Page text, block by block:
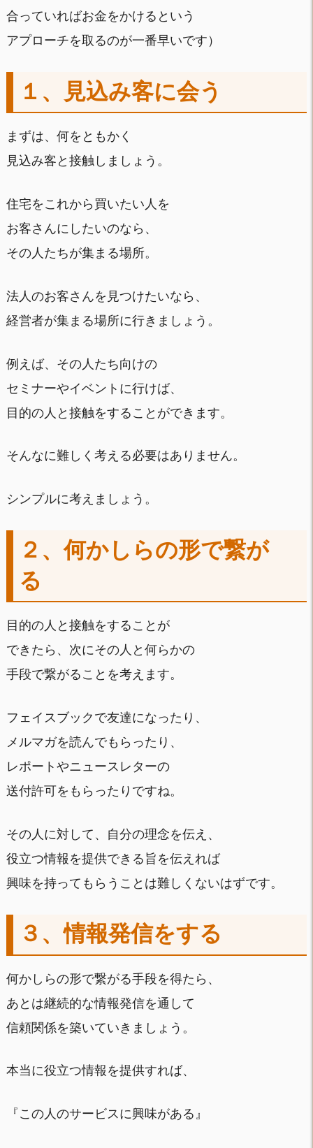
合っていればお金をかけるという
アプローチを取るのが一番早いです）
１、見込み客に会う
まずは、何をともかく
見込み客と接触しましょう。
住宅をこれから買いたい人を
お客さんにしたいのなら、
その人たちが集まる場所。
法人のお客さんを見つけたいなら、
経営者が集まる場所に行きましょう。
例えば、その人たち向けの
セミナーやイベントに行けば、
目的の人と接触をすることができます。
そんなに難しく考える必要はありません。
シンプルに考えましょう。
２、何かしらの形で繋が
る
目的の人と接触をすることが
できたら、次にその人と何らかの
手段で繋がることを考えます。
フェイスブックで友達になったり、
メルマガを読んでもらったり、
レポートやニュースレターの
送付許可をもらったりですね。
その人に対して、自分の理念を伝え、
役立つ情報を提供できる旨を伝えれば
興味を持ってもらうことは難しくないはずです。
３、情報発信をする
何かしらの形で繋がる手段を得たら、
あとは継続的な情報発信を通して
信頼関係を築いていきましょう。
本当に役立つ情報を提供すれば、
『この人のサービスに興味がある』